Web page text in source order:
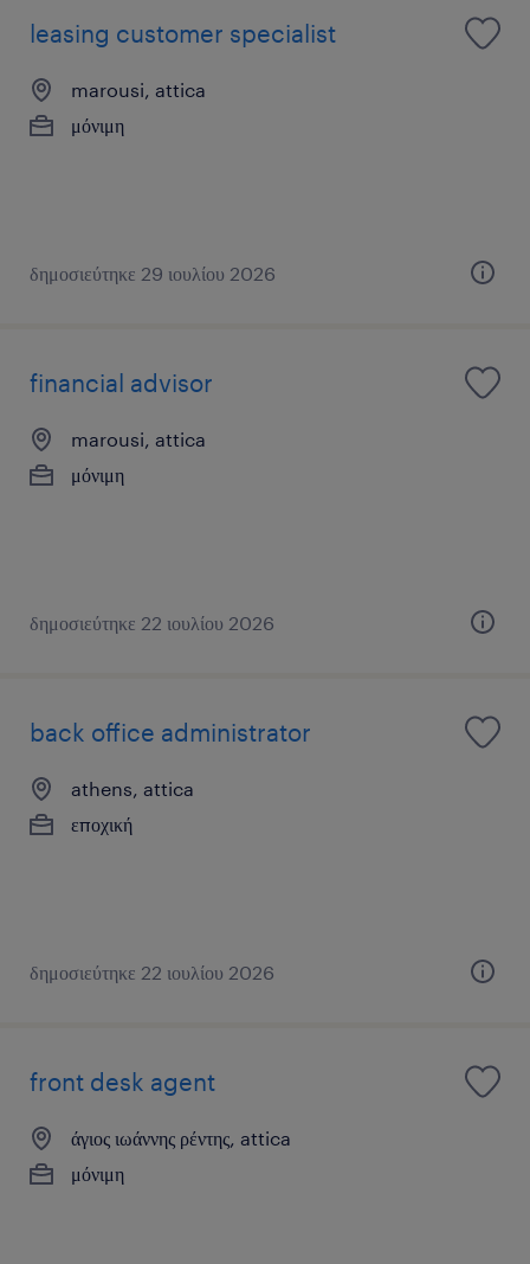
leasing customer specialist
marousi, attica
μόνιμη
δημοσιεύτηκε 29 ιουλίου 2026
financial advisor
marousi, attica
μόνιμη
δημοσιεύτηκε 22 ιουλίου 2026
back office administrator
athens, attica
εποχική
δημοσιεύτηκε 22 ιουλίου 2026
front desk agent
άγιος ιωάννης ρέντης, attica
μόνιμη